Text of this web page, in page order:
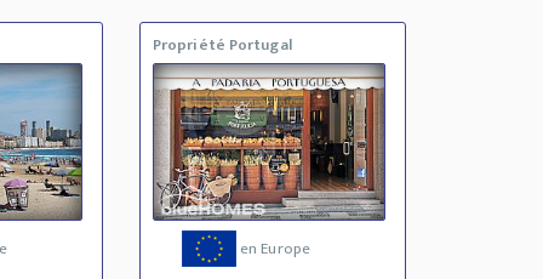
Propriété Portugal
en Europe